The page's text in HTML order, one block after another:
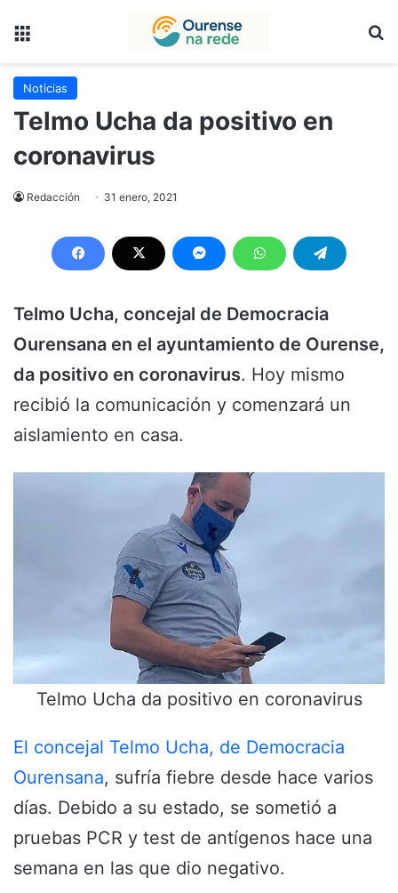
Noticias
Telmo Ucha da positivo en
coronavirus
Redacción 31 enero, 2021
Telmo Ucha, concejal de Democracia
Ourensana en el ayuntamiento de Ourense,
da positivo en coronavirus. Hoy mismo
recibió la comunicación y comenzará un
aislamiento en casa.
Telmo Ucha da positivo en coronavirus
El concejal Telmo Ucha, de Democracia
Ourensana, sufría fiebre desde hace varios
días. Debido a su estado, se sometió a
pruebas PCR y test de antígenos hace una
semana en las que dio negativo.